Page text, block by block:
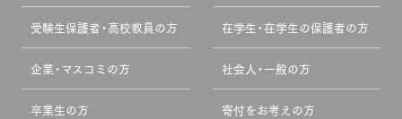
受験生保護者・高校教員の方 在学生・在学生の保護者の方
企業・マスコミの方 社会人・一般の方
卒業生の方 寄付をお考えの方